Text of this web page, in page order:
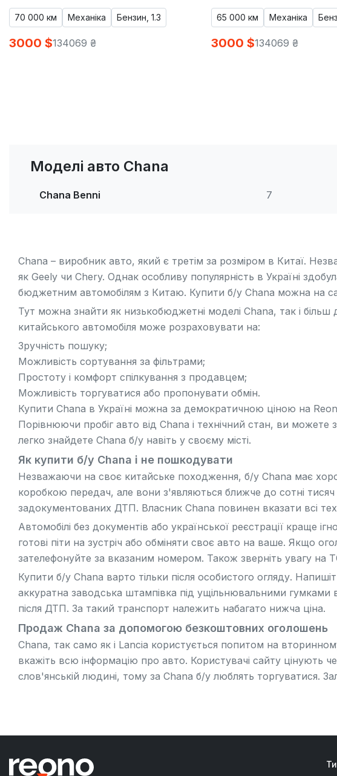
70 000 км Механіка Бензин, 1.3
3000 $134069 ₴
65 000 км Механіка
3000 $134069 ₴
Моделі авто Chana
Chana Benni 7
Chana – виробник авто, який є третім за розміром в Китаї.
як Geely чи Chery. Однак особливу популярність в Україні
бюджетним автомобілям з Китаю. Купити б/у Chana можна на
Тут можна знайти як низькобюджетні моделі Chana, так і
китайського автомобіля може розраховувати на:
Зручність пошуку;
Можливість сортування за фільтрами;
Простоту і комфорт спілкування з продавцем;
Можливість торгуватися або пропонувати обмін.
Купити Chana в Україні можна за демократичною ціною на
Порівнюючи пробіг авто від Chana і технічний стан, ви можете
легко знайдете Chana б/у навіть у своєму місті.
Як купити б/у Chana і не пошкодувати
Незважаючи на своє китайське походження, б/у Chana має
коробкою передач, але вони з'являються ближче до сотні тисяч
задокументованих ДТП. Власник Chana повинен вказати всі
Автомобілі без документів або української реєстрації краще
готові піти на зустріч або обміняти своє авто на ваше. Якщо
зателефонуйте за вказаним номером. Також зверніть увагу
Купити б/у Chana варто тільки після особистого огляду.
аккуратна заводська штампівка під ущільнювальними
після ДТП. За такий транспорт належить набагато нижча ціна.
Продаж Chana за допомогою безкоштовних оголошень
Chana, так само як і Lancia користується попитом на
вкажіть всю інформацію про авто. Користувачі сайту цінують
слов'янській людині, тому за Chana б/у люблять торгуватися.